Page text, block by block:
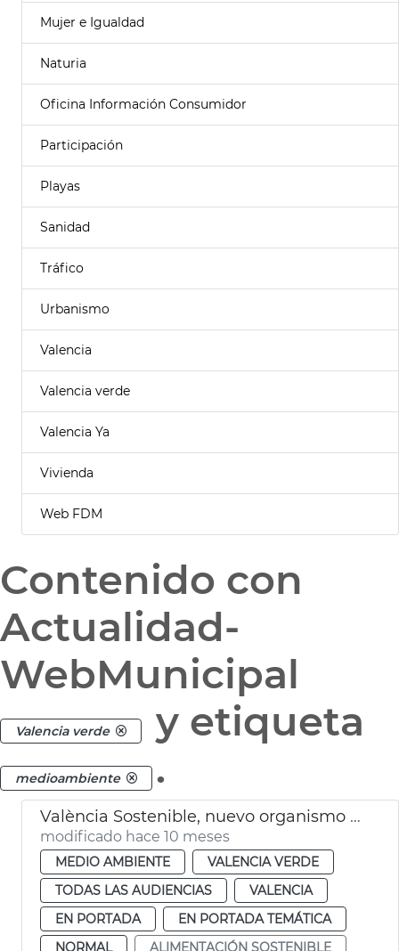
Mujer e Igualdad
Naturia
Oficina Información Consumidor
Participación
Playas
Sanidad
Tráfico
Urbanismo
Valencia
Valencia verde
Valencia Ya
Vivienda
Web FDM
Contenido con
Actualidad-
WebMunicipal
Valencia verde y etiqueta
medioambiente .
València Sostenible, nuevo organismo autónomo
modificado hace 10 meses
MEDIO AMBIENTE
VALENCIA VERDE
TODAS LAS AUDIENCIAS
VALENCIA
EN PORTADA
EN PORTADA TEMÁTICA
NORMAL
ALIMENTACIÓN SOSTENIBLE